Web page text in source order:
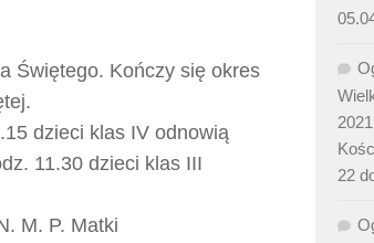
Świętego. Kończy się okres
dzieci klas IV odnowią
11.30 dzieci klas III
M. P. Matki
22